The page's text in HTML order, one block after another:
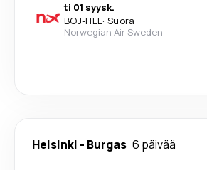
ti 01 syysk.
BOJ-HEL· Suora
Norwegian Air Sweden
Helsinki - Burgas 6 päivää